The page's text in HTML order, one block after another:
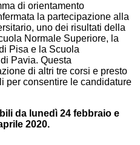
di orientamento
la partecipazione alla
uno dei risultati della
Normale Superiore, la
Pisa e la Scuola
Pavia. Questa
di altri tre corsi e presto
per consentire le candidature
da lunedì 24 febbraio e
2020.